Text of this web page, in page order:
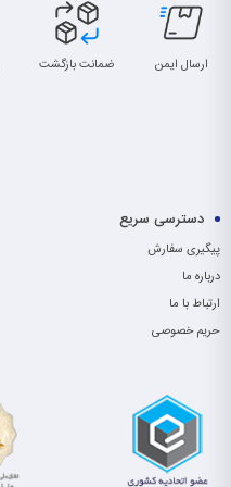
ارسال ایمن ضمانت بازگشت
دسترسی سریع
پیگیری سفارش
درباره ما
ارتباط با ما
حریم خصوصی